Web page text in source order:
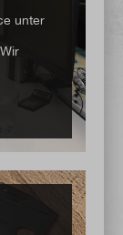
unter